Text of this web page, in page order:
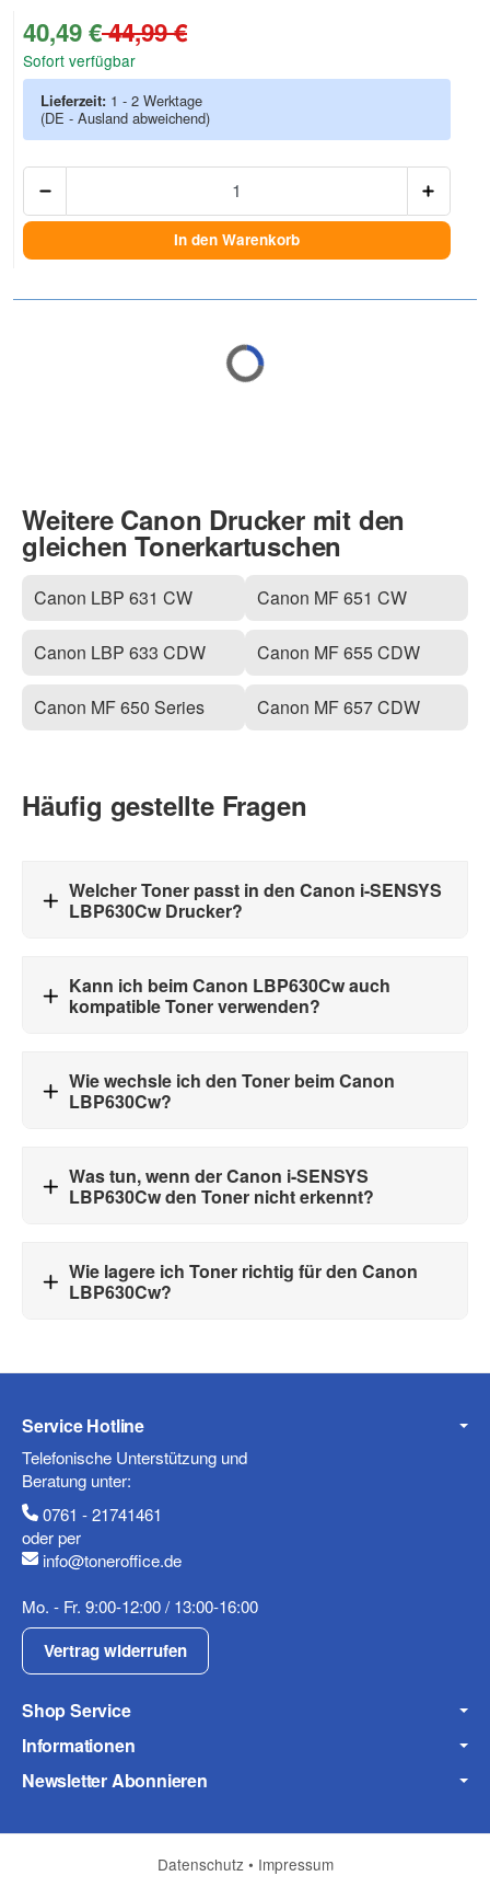
40,49 €44,99 €
Sofort verfügbar
Lieferzeit: 1 - 2 Werktage
(DE - Ausland abweichend)
In den Warenkorb
Weitere Canon Drucker mit den
gleichen Tonerkartuschen
Canon LBP 631 CW
Canon LBP 633 CDW
Canon MF 650 Series
Canon MF 651 CW
Canon MF 655 CDW
Canon MF 657 CDW
Häufig gestellte Fragen
Welcher Toner passt in den Canon i-SENSYS
LBP630Cw Drucker?
Kann ich beim Canon LBP630Cw auch
kompatible Toner verwenden?
Wie wechsle ich den Toner beim Canon
LBP630Cw?
Was tun, wenn der Canon i-SENSYS
LBP630Cw den Toner nicht erkennt?
Wie lagere ich Toner richtig für den Canon
LBP630Cw?
Service Hotline
Telefonische Unterstützung und
Beratung unter:
0761 - 21741461
oder per
info@toneroffice.de
Mo. - Fr. 9:00-12:00 / 13:00-16:00
Vertrag widerrufen
Shop Service
Informationen
Newsletter Abonnieren
Datenschutz • Impressum